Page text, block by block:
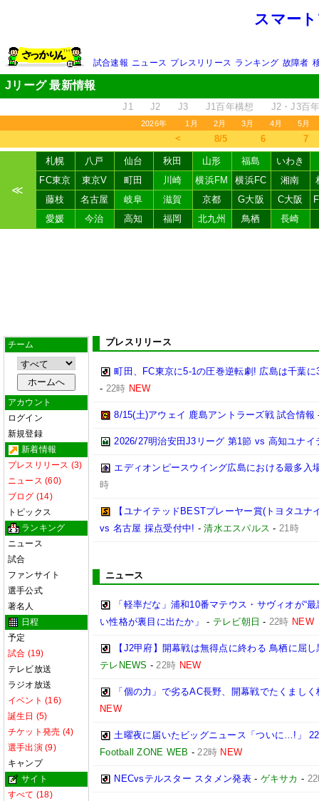
スマー
試合速報 ニュース プレスリリース ランキング 故障者
Jリーグ 最新情報
J1 J2 J3 J1百年構想 J2・J3百
2026年 1月 2月 3月 4月 5月
＜ 8/5 6 7
≪
札幌 八戸 仙台 秋田 山形 福島
いわき
FC東京
東京V 町田 川崎 横浜FM 横浜FC 湘南
藤枝
名古屋 岐阜 滋賀 京都 G大阪 C大阪
愛媛
今治 高知 福岡 北九州 鳥栖 長崎
チーム
アカウント
ログイン
新規登録
新着情報
プレスリリース (3)
ニュース (60)
ブログ (14)
トピックス
ランキング
ニュース
試合
ファンサイト
選手公式
著名人
日程
予定
試合 (19)
テレビ放送
ラジオ放送
イベント (16)
誕生日 (5)
チケット発売 (4)
選手出演 (9)
キャンプ
サイト
すべて (18)
プレスリリース
町田、FC東京に5-1の圧巻逆転劇! 広島は千葉
- 22時 NEW
8/15(土)アウェイ 鹿島アントラーズ戦 試合情報
2026/27明治安田J3リーグ 第1節 vs 高知ユナイ
エディオンピースウイング広島における最多入
時
【ユナイテッドBESTプレーヤー賞(トヨタユ
vs 名古屋 採点受付中! -清水エスパルス - 21時
ニュース
「軽率だな」浦和10番マテウス・サヴィオが“
い性格が裏目に出たか」
- テレビ朝日 - 22時 NEW
【J2甲府】開幕戦は無得点に終わる 鳥栖に屈
テレNEWS -22時 NEW
「個の力」で劣るAC長野、開幕戦でたくまし
NEW
土曜夜に届いたビッグニュース「ついに…!」
Football ZONE WEB -22時 NEW
NECvsテルスター スタメン発表- ゲキサカ -